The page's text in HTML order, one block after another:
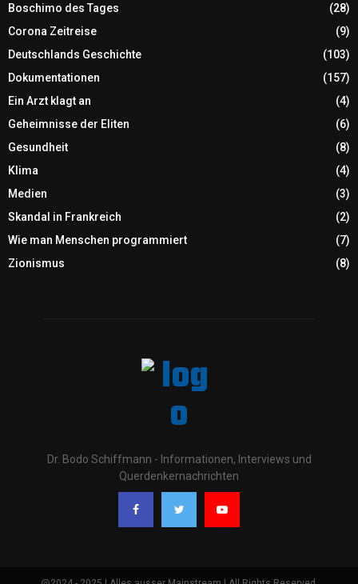
Boschimo des Tages
(28)
Corona Zeitreise
(9)
Deutschlands Geschichte
(103)
Dokumentationen
(157)
Ein Arzt klagt an
(4)
Geheimnisse der Eliten
(6)
Gesundheit
(8)
Klima
(4)
Medien
(3)
Skandal in Frankreich
(2)
Wie man Menschen programmiert
(7)
Zionismus
(8)
Dr. Bodo Schiffmann - Informationen, Interviews und
Querdenkernachrichten